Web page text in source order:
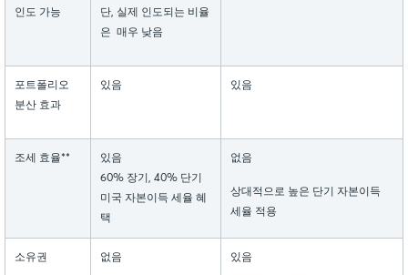
인도 가능
단, 실제 인도되는 비율
은 매우 낮음
포트폴리오
분산 효과
있음 있음
조세 효율**
있음
60% 장기, 40% 단기
미국 자본이득 세율 혜
택
없음
상대적으로 높은 단기 자본이득
세율 적용
소유권 없음 있음